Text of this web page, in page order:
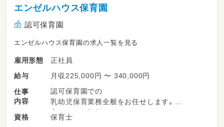
エンゼルハウス保育園
認可保育園
エンゼルハウス保育園の求人一覧を見る
雇用形態
正社員
給与
月収225,000円 〜 340,000円
仕事
内容
認可保育園での
乳幼児保育業務全般をお任せします。
主にクラス担任として、
以下のようなお仕事にご対応いただきます。
資格
保育士